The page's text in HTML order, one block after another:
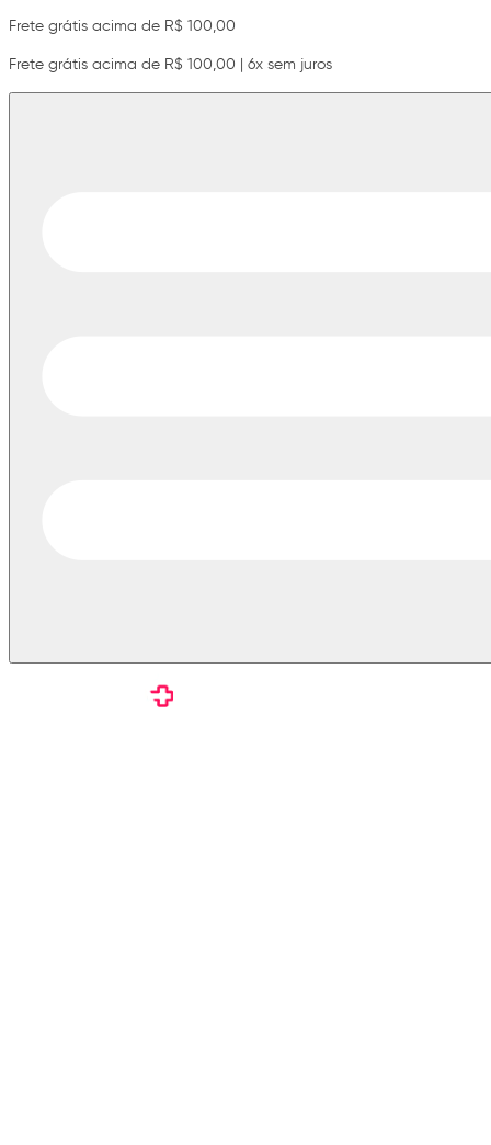
Frete grátis acima de R$ 100,00
Frete grátis acima de R$ 100,00 | 6x sem juros